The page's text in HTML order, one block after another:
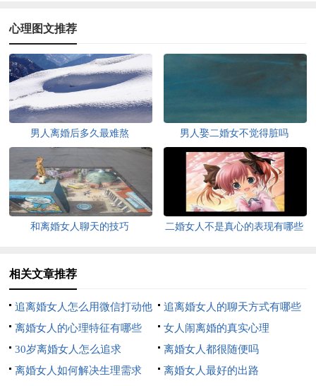
心理图文推荐
男人离婚后多久最难熬 男人娶二婚女不觉得脏吗
和离婚女人聊天的技巧 二婚女人不是真心的表现有哪些
相关文章推荐
追离婚女人怎么用微信打动他
追离婚女人的聊天方式有哪些
离婚女人的心理特征有哪些
女人闹离婚的真实心理
30岁离婚女人怎么追求
离婚女人都很随便吗
离婚女人如何解决生理需求
离婚女人最好的出路